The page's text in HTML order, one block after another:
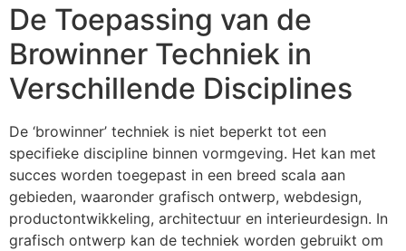
De Toepassing van de
Browinner Techniek in
Verschillende Disciplines
De ‘browinner’ techniek is niet beperkt tot een
specifieke discipline binnen vormgeving. Het kan met
succes worden toegepast in een breed scala aan
gebieden, waaronder grafisch ontwerp, webdesign,
productontwikkeling, architectuur en interieurdesign. In
grafisch ontwerp kan de techniek worden gebruikt om